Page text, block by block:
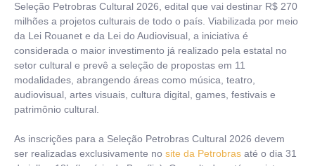
Seleção Petrobras Cultural 2026, edital que vai destinar R$ 270
milhões a projetos culturais de todo o país. Viabilizada por meio
da Lei Rouanet e da Lei do Audiovisual, a iniciativa é
considerada o maior investimento já realizado pela estatal no
setor cultural e prevê a seleção de propostas em 11
modalidades, abrangendo áreas como música, teatro,
audiovisual, artes visuais, cultura digital, games, festivais e
patrimônio cultural.
As inscrições para a Seleção Petrobras Cultural 2026 devem
ser realizadas exclusivamente no site da Petrobras até o dia 31